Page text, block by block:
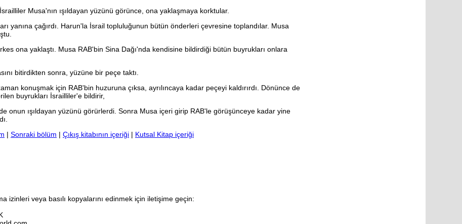
Musa'nın ışıldayan yüzünü görünce, ona yaklaşmaya korktular.
yanına çağırdı. Harun'la İsrail topluluğunun bütün önderleri çevresine toplandılar. Musa
ona yaklaştı. Musa RAB'bin Sina Dağı'nda kendisine bildirdiği bütün buyrukları onlara
bitirdikten sonra, yüzüne bir peçe taktı.
konuşmak için RAB'bin huzuruna çıksa, ayrılıncaya kadar peçeyi kaldırırdı. Dönünce de
buyrukları İsrailliler'e bildirir,
onun ışıldayan yüzünü görürlerdi. Sonra Musa içeri girip RAB'le görüşünceye kadar yine
| Sonraki bölüm | Çıkış kitabının içeriği | Kutsal Kitap içeriği
veya basılı kopyalarını edinmek için iletişime geçin: